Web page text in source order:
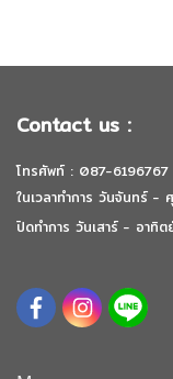
Contact us :
โทรศัพท์ : 087-6196767
ในเวลาทำการ วันจันทร์
ปิดทำการ วันเสาร์ - อาทิ